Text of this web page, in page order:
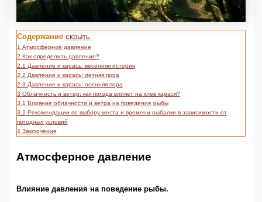
Содержание скрыть
1 Атмосферное давление
2 Как определить давление?
2.1 Давление и карась: весенняя история
2.2 Давление и карась: летняя пора
2.3 Давление и карась: осенняя пора
3 Облачность и ветер: как погода влияет на клев карася?
3.1 Влияние облачности и ветра на поведение рыбы
3.2 Рекомендации по выбору места и времени рыбалки в зависимости от
погодных условий
4 Заключение
Атмосферное давление
Влияние давления на поведение рыбы.